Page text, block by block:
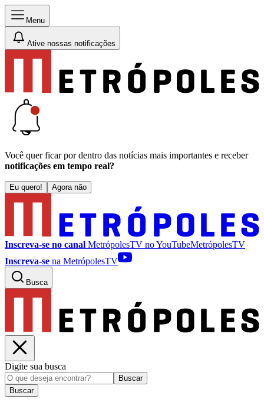
Menu
Ative nossas notificações
Você quer ficar por dentro das notícias mais importantes e receber
notificações em tempo real?
Eu quero! Agora não
Inscreva-se no canal MetrópolesTV noYouTubeMetrópolesTV
Inscreva-se na MetrópolesTV
Busca
Digite sua busca
Buscar
Buscar